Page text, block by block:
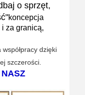
o sprzęt,
koncepcja
za granicą,
dzięki
szczerości.
NASZ